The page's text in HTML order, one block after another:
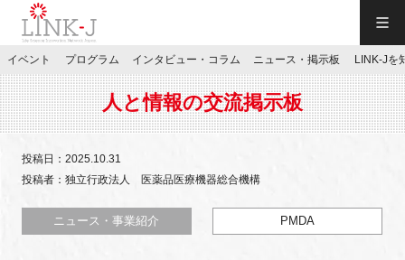
JP／EN
特別会員専用メニュー
イベント プログラム インタビュー・コラム ニュース・掲示板 LINK-Jを
人と情報の交流掲示板
投稿日：2025.10.31
投稿者：独立行政法人 医薬品医療機器総合機構
ニュース・事業紹介 PMDA